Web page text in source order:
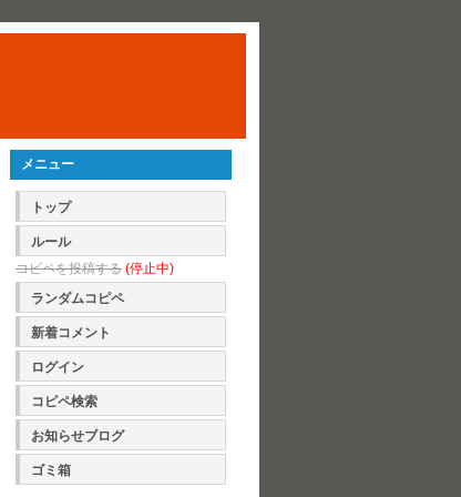
メニュー
トップ
ルール
コピペを投稿する (停止中)
ランダムコピペ
新着コメント
ログイン
コピペ検索
お知らせブログ
ゴミ箱